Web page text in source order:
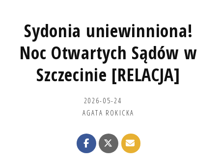
Sydonia uniewinniona!
Noc Otwartych Sądów w
Szczecinie [RELACJA]
2026-05-24
AGATA ROKICKA